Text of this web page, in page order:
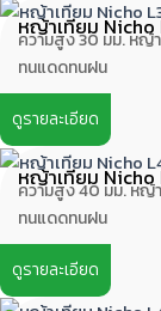
หญ้าเทียม
ความสูง 30 มม. หญ้
ทนแดดทนฝน
ดูรายละเอียด
หญ้าเทียม Nicho
ความสูง 40 มม. หญ้
ทนแดดทนฝน
ดูรายละเอียด